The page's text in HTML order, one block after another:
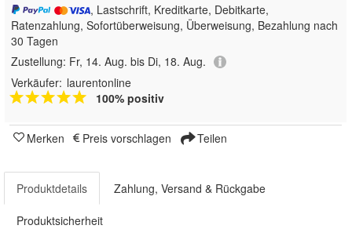
, Lastschrift, Kreditkarte, Debitkarte,
Ratenzahlung, Sofortüberweisung, Überweisung, Bezahlung nach
30 Tagen
Zustellung: Fr, 14. Aug. bis Di, 18. Aug.
Verkäufer: laurentonline
100% positiv
Merken Preis vorschlagen Teilen
Produktdetails Zahlung, Versand & Rückgabe
Produktsicherheit